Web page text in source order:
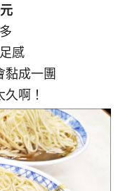
感
黏成一團
啊！